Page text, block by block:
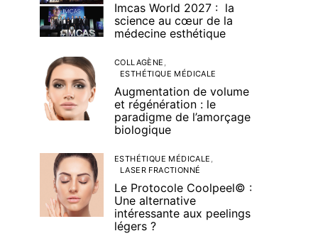
Imcas World 2027 : la
science au cœur de la
médecine esthétique
COLLAGÈNE
ESTHÉTIQUE MÉDICALE
Augmentation de volume
et régénération : le
paradigme de l’amorçage
biologique
ESTHÉTIQUE MÉDICALE
LASER FRACTIONNÉ
Le Protocole Coolpeel© :
Une alternative
intéressante aux peelings
légers ?